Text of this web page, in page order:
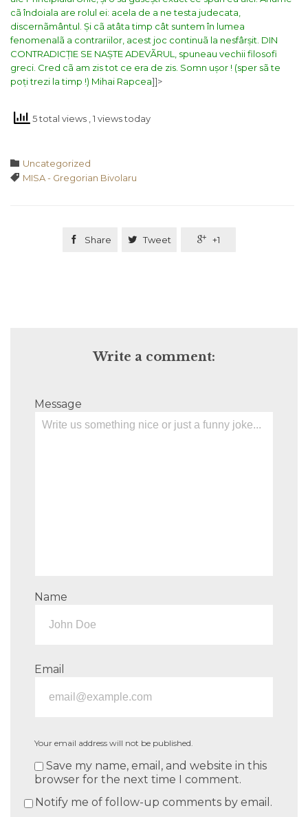
cã îndoiala are rolul ei: acela de a ne testa judecata,
discernãmântul. Și cã atâta timp cât suntem în lumea
fenomenalã a contrariilor, acest joc continuã la nesfârșit. DIN
CONTRADICȚIE SE NAȘTE ADEVÃRUL, spuneau vechii filosofi
greci. Cred cã am zis tot ce era de zis. Somn ușor ! (sper sã te
poți trezi la timp !) Mihai Rapcea]]>
5 total views , 1 views today
 Category
Uncategorized
 Tags
MISA - Gregorian Bivolaru
 Share  Tweet  +1
Write a comment:
Message
Name
Email
Your email address will not be published.
Save my name, email, and website in this
browser for the next time I comment.
Notify me of follow-up comments by email.